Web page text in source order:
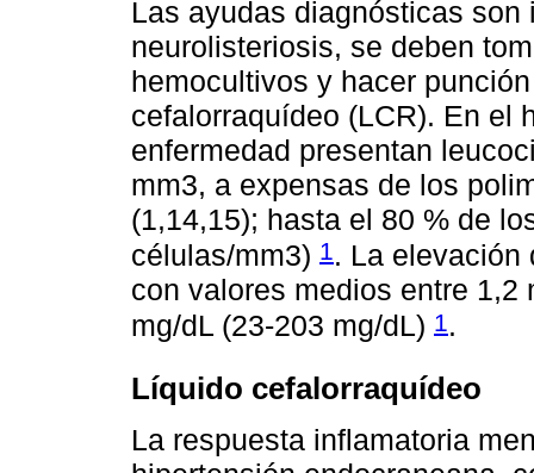
Las ayudas diagnósticas
neurolisteriosis, se deben
hemocultivos y hacer
cefalorraquídeo (LCR). En el
enfermedad presentan
mm3, a expensas de los
(1,14,15); hasta el 80 % de
células/mm3) 1. La elevación
con valores medios entre 1,2
mg/dL (23-203 mg/dL) 1 .
Líquido cefalorraquídeo
La respuesta inflamatoria